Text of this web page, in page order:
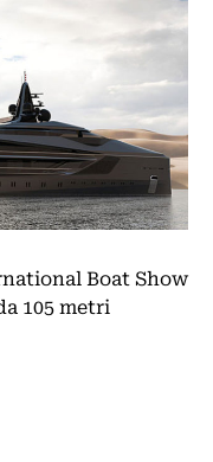
Boat Show
105 metri